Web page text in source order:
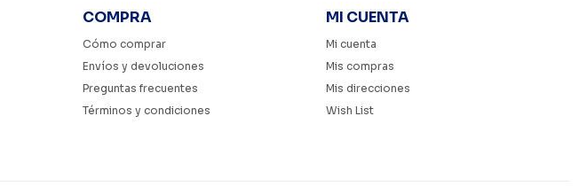
COMPRA
Cómo comprar
Envíos y devoluciones
Preguntas frecuentes
Términos y condiciones
MI CUENTA
Mi cuenta
Mis compras
Mis direcciones
Wish List